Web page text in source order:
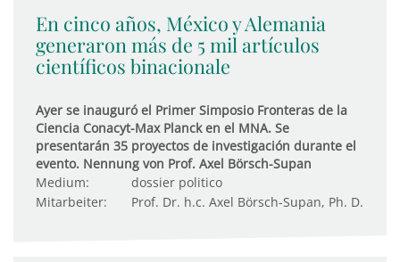
En cinco años, México y Alemania
generaron más de 5 mil artículos
científicos binacionale
Ayer se inauguró el Primer Simposio Fronteras de la
Ciencia Conacyt-Max Planck en el MNA. Se
presentarán 35 proyectos de investigación durante el
evento. Nennung von Prof. Axel Börsch-Supan
Medium:
dossier politico
Mitarbeiter:
Prof. Dr. h.c. Axel Börsch-Supan, Ph. D.